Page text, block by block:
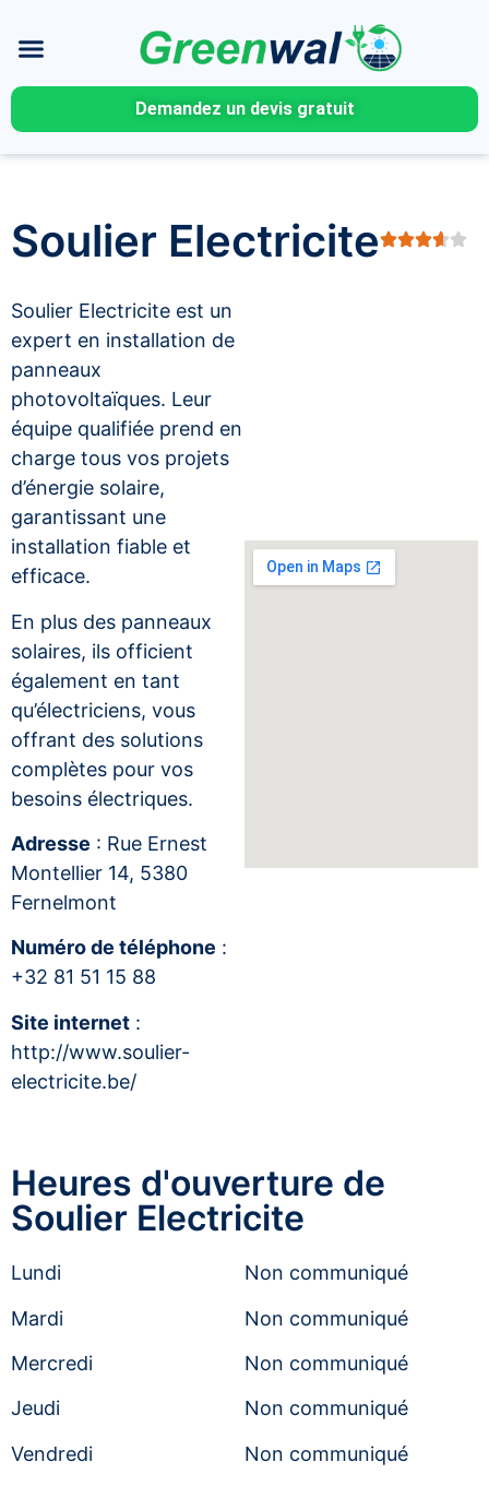
Demandez un devis gratuit
Soulier Electricite
Soulier Electricite est un
expert en installation de
panneaux
photovoltaïques. Leur
équipe qualifiée prend en
charge tous vos projets
d’énergie solaire,
garantissant une
installation fiable et
efficace.
En plus des panneaux
solaires, ils officient
également en tant
qu’électriciens, vous
offrant des solutions
complètes pour vos
besoins électriques.
Adresse : Rue Ernest
Montellier 14, 5380
Fernelmont
Numéro de téléphone :
+32 81 51 15 88
Site internet :
http://www.soulier-
electricite.be/
Heures d'ouverture de
Soulier Electricite
Lundi
Non communiqué
Mardi
Non communiqué
Mercredi
Non communiqué
Jeudi
Non communiqué
Vendredi
Non communiqué